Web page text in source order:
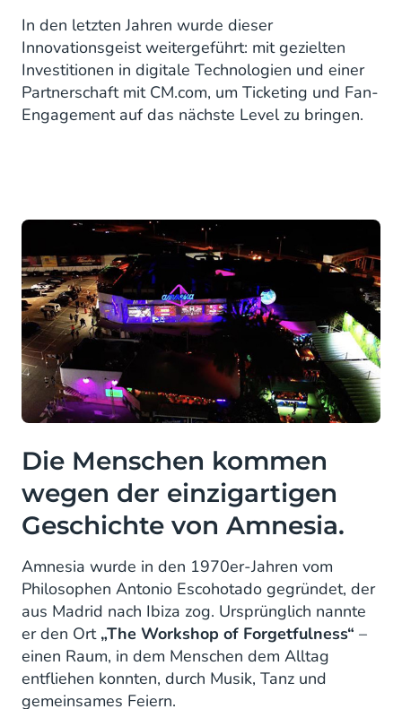
In den letzten Jahren wurde dieser
Innovationsgeist weitergeführt: mit gezielten
Investitionen in digitale Technologien und einer
Partnerschaft mit CM.com, um Ticketing und Fan-
Engagement auf das nächste Level zu bringen.
Die Menschen kommen
wegen der einzigartigen
Geschichte von Amnesia.
Amnesia wurde in den 1970er-Jahren vom
Philosophen Antonio Escohotado gegründet, der
aus Madrid nach Ibiza zog. Ursprünglich nannte
er den Ort „The Workshop of Forgetfulness“ –
einen Raum, in dem Menschen dem Alltag
entfliehen konnten, durch Musik, Tanz und
gemeinsames Feiern.